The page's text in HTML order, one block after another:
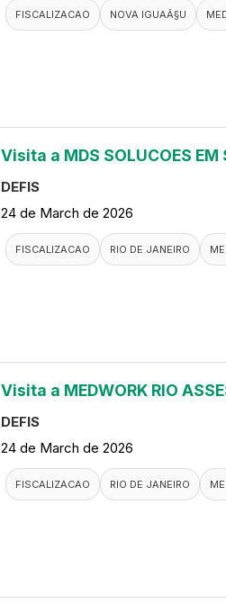
FISCALIZACAO NOVA IGUAÃ§U
Visita a MDS SOLUCOES EM
DEFIS
24 de March de 2026
FISCALIZACAO RIO DE JANEIRO
Visita a MEDWORK RIO
DEFIS
24 de March de 2026
FISCALIZACAO RIO DE JANEIRO